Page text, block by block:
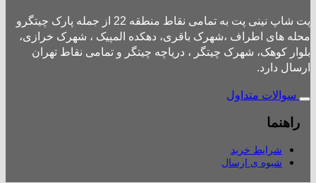
پت شاپ نینی پت به تمامی نقاط منطقه 22 از جمله پارک چیتگرو
محله های اطراف ،شهرک باقری، دهکده المپیک ، شهرک خرازی،
بلوار کوهک، شهرک چیتگر ، دریاچه چیتگر و تمامی نقاط تهران
ارسال دارد.
سوالات متداول
راهنما
شرایط خرید
شیوه ی ارسال